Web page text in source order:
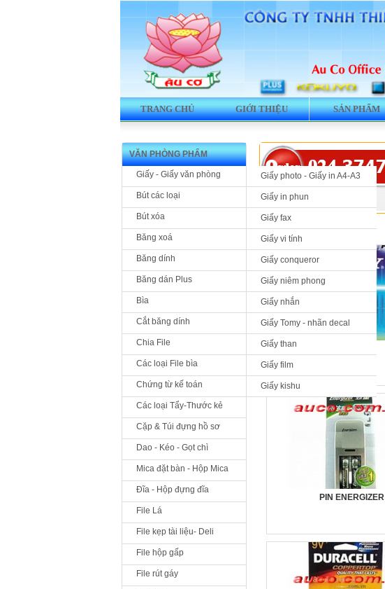
TRANG CHỦ GIỚI THIỆU SẢN PHẨM
VĂN PHÒNG PHẨM
Giấy - Giấy văn phòng Giấy photo - Giấy in A4-A3
Giấy in phun
Giấy fax
Giấy vi tính
Giấy conqueror
Giấy niêm phong
Giấy nhắn
Giấy Tomy - nhãn decal
Giấy than
Giấy film
Giấy kishu
Bút các loại
Bút xóa
Băng xoá
Băng dính
Băng dán Plus
Bìa
Cắt băng dính
Chia File
Các loại File bìa
Chứng từ kế toán
Các loại Tẩy-Thước kẻ
Cặp & Túi đựng hồ sơ
Dao - Kéo - Gọt chì
Mica đặt bàn - Hộp Mica
Đĩa - Hộp đựng đĩa
File Lá
File kẹp tài liệu- Deli
File hộp gấp
File rút gáy
PIN ENERGIZER